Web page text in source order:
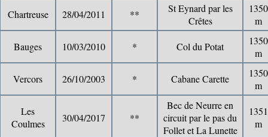
Chartreuse 28/04/2011 **
St Eynard par les
Crêtes
1350
m
Bauges 10/03/2010 * Col du Potat
1350
m
Vercors 26/10/2003 * Cabane Carette
1350
m
Les
Coulmes
30/04/2017 **
Bec de Neurre en
circuit par le pas du
Follet et La Lunette
1351
m